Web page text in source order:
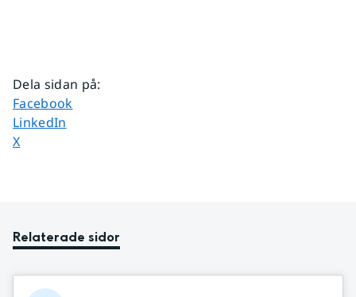
Dela sidan på:
Dela sidan på
Facebook
Dela sidan på
LinkedIn
Dela sidan på
X
Relaterade sidor